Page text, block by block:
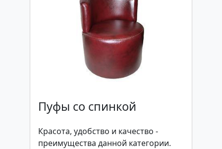
Пуфы со спинкой
Красота, удобство и качество -
преимущества данной категории.